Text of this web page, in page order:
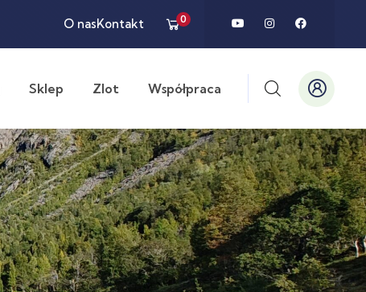
O nasKontakt 0
Sklep Zlot Współpraca